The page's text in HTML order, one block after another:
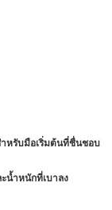
ำหรับมือเริ่มต้นที่ชื่นชอบ
น้ำหนักที่เบาลง